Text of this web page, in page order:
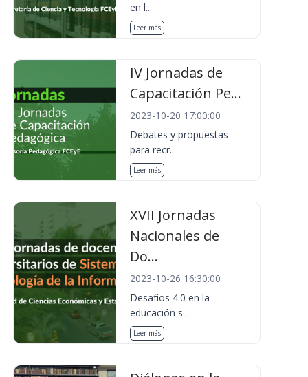
en l...
Leer más
IV Jornadas de
Capacitación Pe...
2023-10-20 17:00:00
Debates y propuestas
para recr...
Leer más
XVII Jornadas
Nacionales de
Do...
2023-10-26 16:30:00
Desafíos 4.0 en la
educación s...
Leer más